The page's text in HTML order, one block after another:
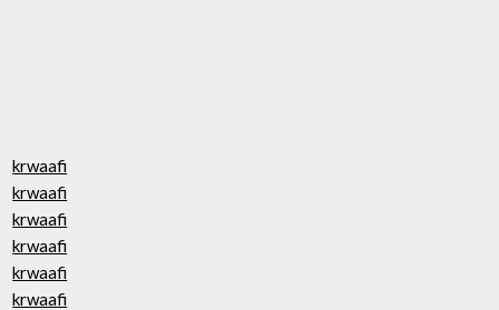
krwaafi
krwaafi
krwaafi
krwaafi
krwaafi
krwaafi